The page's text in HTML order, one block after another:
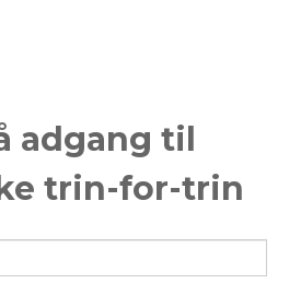
adgang til
trin-for-trin